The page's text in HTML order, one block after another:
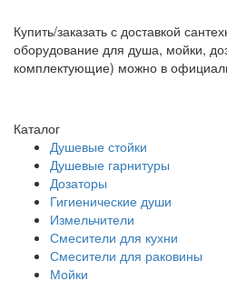
Купить/заказать с доставкой
оборудование для душа, мойки,
комплектующие) можно в
Каталог
Душевые стойки
Душевые гарнитуры
Дозаторы
Гигиенические души
Измельчители
Смесители для кухни
Смесители для раковины
Мойки